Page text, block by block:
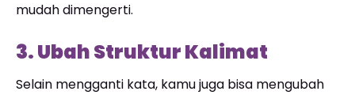
mudah dimengerti.
3. Ubah Struktur Kalimat
Selain mengganti kata, kamu juga bisa mengubah